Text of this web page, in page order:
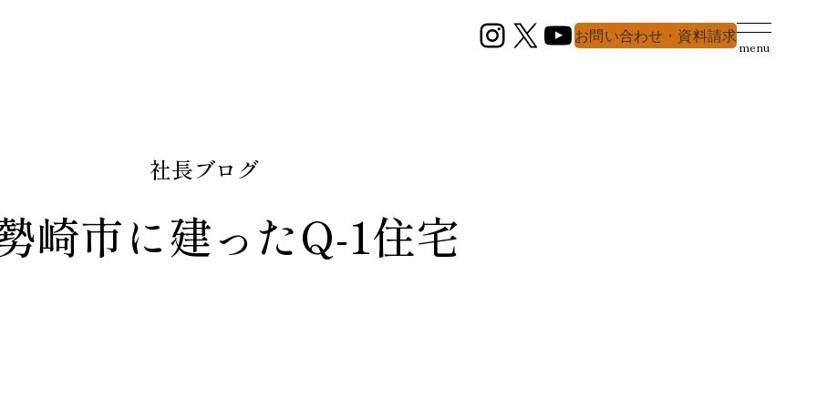
Instagram
X YouTube
お問い合わせ・資料請求
menu
社長ブログ
崎市に建ったQ-1住宅